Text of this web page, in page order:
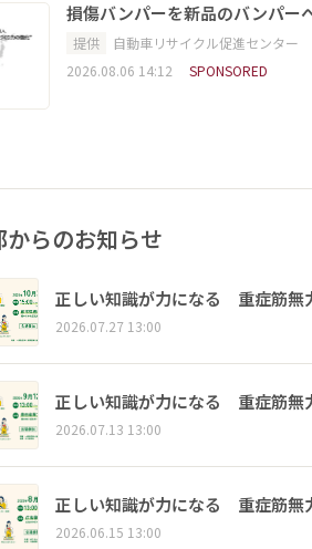
損傷バンパーを新品のバンパー
提供
自動車リサイクル促進センター
2026.08.06 14:12
SPONSORED
からのお知らせ
正しい知識が力になる 重症筋無
2026.07.27 13:00
正しい知識が力になる 重症筋無
2026.07.13 13:00
正しい知識が力になる 重症筋無
2026.06.15 13:00